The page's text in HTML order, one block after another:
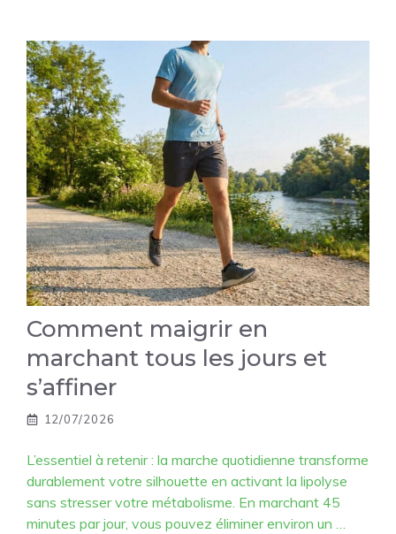
Comment maigrir en
marchant tous les jours et
s’affiner
12/07/2026
L’essentiel à retenir : la marche quotidienne transforme
durablement votre silhouette en activant la lipolyse
sans stresser votre métabolisme. En marchant 45
minutes par jour, vous pouvez éliminer environ un …